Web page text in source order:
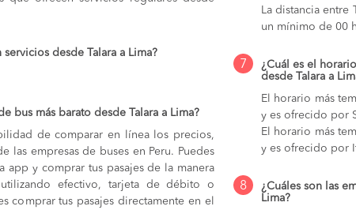
desde Talara a Lima?
bus más barato desde Talara a Lima?
de comparar en línea los precios,
las empresas de buses en Peru. Puedes
app y comprar tus pasajes de la manera
efectivo, tarjeta de débito o
comprar tus pasajes directamente en el
La distancia entre
un mínimo de 00
7
¿Cuál es el
desde Talara a
El horario más
y es ofrecido por
El horario más
y es ofrecido por
8
¿Cuáles son las
Lima?